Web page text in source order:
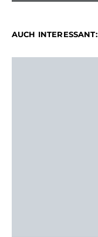
AUCH INTERESSANT: